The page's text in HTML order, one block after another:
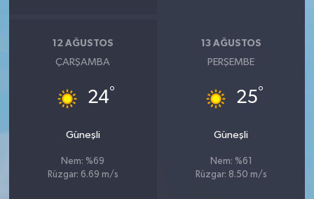
12 AĞUSTOS
ÇARŞAMBA
24°
Güneşli
Nem: %69
Rüzgar: 6.69 m/s
13 AĞUSTOS
PERŞEMBE
25°
Güneşli
Nem: %61
Rüzgar: 8.50 m/s